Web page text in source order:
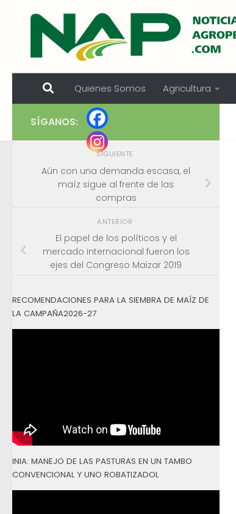
Skip to content
Quienes Somos Agricultura
SÍGANOS:
SIGUIENTE
Aún con una demanda escasa, el
maíz sigue al frente de las
compras
ANTERIOR
El papel de los políticos y el
mercado internacional fueron los
ejes del Congreso Maizar 2019
RECOMENDACIONES PARA LA SIEMBRA DE MAÍZ DE
LA CAMPAÑA2026-27
INIA: MANEJO DE LAS PASTURAS EN UN TAMBO
CONVENCIONAL Y UNO ROBATIZADOL